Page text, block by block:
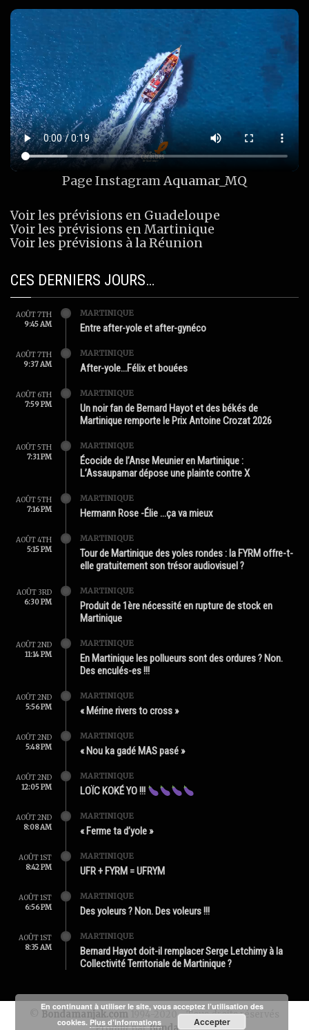
Page InstagramAquamar_MQ
Voir les prévisions en Guadeloupe
Voir les prévisions en Martinique
Voir les prévisions à la Réunion
CES DERNIERS JOURS…
AOÛT 7TH
9:45 AM
MARTINIQUE
Entre after-yole et after-gynéco
AOÛT 7TH
9:37 AM
MARTINIQUE
After-yole…Félix et bouées
AOÛT 6TH
7:59 PM
MARTINIQUE
Un noir fan de Bernard Hayot et des békés de
Martinique remporte le Prix Antoine Crozat 2026
AOÛT 5TH
7:31 PM
MARTINIQUE
Écocide de l’Anse Meunier en Martinique :
L’Assaupamar dépose une plainte contre X
AOÛT 5TH
7:16 PM
MARTINIQUE
Hermann Rose -Élie …ça va mieux
AOÛT 4TH
5:15 PM
MARTINIQUE
Tour de Martinique des yoles rondes : la FYRM offre-t-
elle gratuitement son trésor audiovisuel ?
AOÛT 3RD
6:30 PM
MARTINIQUE
Produit de 1ère nécessité en rupture de stock en
Martinique
AOÛT 2ND
11:14 PM
MARTINIQUE
En Martinique les pollueurs sont des ordures ? Non.
Des enculés-es !!!
AOÛT 2ND
5:56 PM
MARTINIQUE
« Mérine rivers to cross »
AOÛT 2ND
5:48 PM
MARTINIQUE
« Nou ka gadé MAS pasé »
AOÛT 2ND
12:05 PM
MARTINIQUE
LOÏC KOKÉ YO !!!
AOÛT 2ND
8:08 AM
MARTINIQUE
« Ferme ta d’yole »
AOÛT 1ST
8:42 PM
MARTINIQUE
UFR + FYRM = UFRYM
AOÛT 1ST
6:56 PM
MARTINIQUE
Des yoleurs ? Non. Des voleurs !!!
AOÛT 1ST
8:35 AM
MARTINIQUE
Bernard Hayot doit-il remplacer Serge Letchimy à la
Collectivité Territoriale de Martinique ?
Bondamanjak.com 1994-2020 - Tous droits réservés
En continuant à utiliser le site, vous acceptez l’utilisation des
cookies. Plus d’informations Accepter